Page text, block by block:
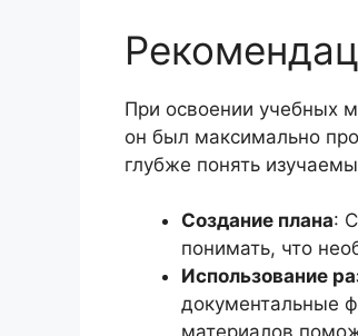
При освоении учебных
он был максимально
глубже понять
Создание плана:
понимать, что
Использование
документальные